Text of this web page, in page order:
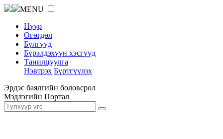
MENU
Нүүр
Өгөгдөл
Бүлгүүд
Бүрэлдэхүүн хэсгүүд
Танилцуулга
Нэвтрэх Бүртгүүлэх
Эрдэс баялгийн боловсрол
Мэдлэгийн Портал